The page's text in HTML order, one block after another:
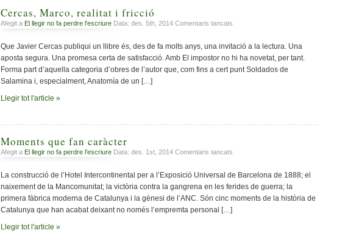
Cercas, Marco, realitat i fricció
Afegit a El llegir no fa perdre l'escriure Data: des. 5th, 2014 Comentaris tancats
Marco,
realitat
fricció
Que Javier Cercas publiqui un llibre és, des de fa molts anys, una invitació a la lectura. Una
aposta segura. Una promesa certa de satisfacció. Amb El impostor no hi ha novetat, per tant.
Forma part d’aquella categoria d’obres de l’autor que, com fins a cert punt Soldados de
Salamina i, especialment, Anatomía de un […]
Llegir tot l'article »
Moments que fan caràcter
Afegit a El llegir no fa perdre l'escriure Data: des. 1st, 2014 Comentaris tancats
que
fan
La construcció de l’Hotel Intercontinental per a l’Exposició Universal de Barcelona de 1888; el
naixement de la Mancomunitat; la victòria contra la gangrena en les ferides de guerra; la
primera fàbrica moderna de Catalunya i la gènesi de l’ANC. Són cinc moments de la història de
Catalunya que han acabat deixant no només l’empremta personal […]
Llegir tot l'article »